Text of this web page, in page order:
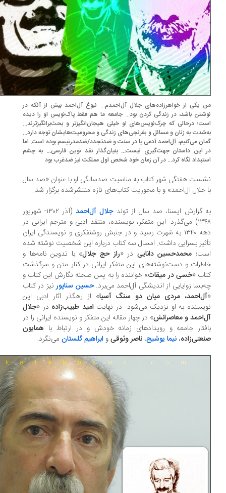
یکی از خواهرزاده‌های جلال آل‌احمدم... نبوغ آل‌احمد بیش از آنکه در
باشد، در زندگی کردن بود... جامعه‌ ما هم فقط پاک‌نویس او را دیده
درحالی که چرک‌نویس‌های او خیلی هیجان‌انگیزتر و بحث‌برانگیزترند...
به زنان و مسائل و بغرنجی‌های زندگی‌ و محرومیت‌هایشان توجه دارد...
می‌کنیم، آل‌احمد آدمی پا در سنت و ضدتجدد/ضدمدرنیسم بوده است. اما
این داستان جهت‌گیری نیست... بنیان‌گذار نقد نوین فارسی... به چشم
نگاه کرد... در آن زمان خود شخص اول مملکت نیز ضدغرب بود
هفتگی شهر کتاب به مناسبت صدسالگی او با عنوان «صد سال
جلال آل‌احمد» و با محوریت کتاب‌های تازه‌ منتشرشده برگزار شد.
گزارش ایسنا، صد سال از تولدجلال آل‌احمد
(آذر ۱۳۰۲- شهریور
۱۳۴۸) می‌گذرد. این متفکر، نویسنده، منتقد ادبی و مترجم ایرانی در
دهه‌ ۱۳۴۰ به شهرت رسید و در جنبش روشنفکری و نویسندگی ایران
بسزایی داشت. امسال سه کتاب درباره‌ این شخصیت نوشته شده
محمدحسین دانایی در «راز حج جلال» با تدوین نامه‌ها و
و دست‌نوشته‌های این متفکر ایرانی در کنار متن و سرگذشت
خسی در میقات» خواننده را به پس صحنه‌ نگارش این کتاب و
زوایایی از اندیشگی آل‌احمد می‌برد.حسین سناپورنیز در کتاب
مردی میان دو سنگ آسیا» از رهگذر آثار ادبی این
به او نزدیک می‌شود. در نهایت امید طبیب‌زادهدر «جلال
و معاصرانش» در چهار مقاله این متفکر و نویسنده‌ ایرانی را در
جامعه و رویدادهای زمانه‌ خودش و در ارتباط باهمایون‌
،نیما یوشیج ،ناصر وثوقیوابراهیم گلستانمی‌نگرد.